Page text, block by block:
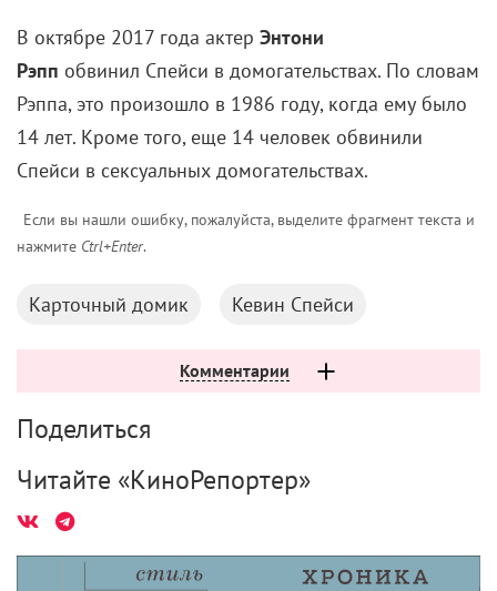
В октябре 2017 года актер Энтони
Рэпп обвинил Спейси в домогательствах. По словам
Рэппа, это произошло в 1986 году, когда ему было
14 лет. Кроме того, еще 14 человек обвинили
Спейси в сексуальных домогательствах.
Если вы нашли ошибку, пожалуйста, выделите фрагмент текста и
нажмите Ctrl+Enter.
Карточный домик Кевин Спейси
Комментарии
Поделиться
Читайте «КиноРепортер»